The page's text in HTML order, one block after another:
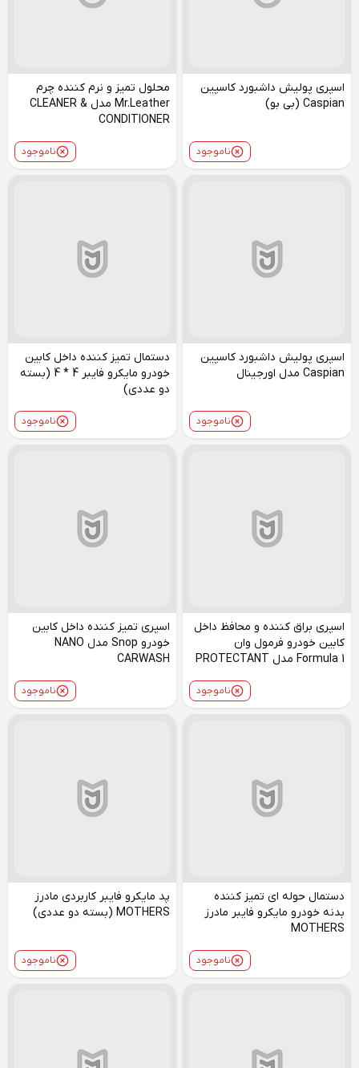
اسپری پولیش داشبورد کاسپین
Caspian (بی بو)
ناموجود
محلول تمیز و نرم کننده چرم
Mr.Leather مدل CLEANER &
CONDITIONER
ناموجود
اسپری پولیش داشبورد کاسپین
Caspian مدل اورجینال
ناموجود
دستمال تمیز کننده داخل کابین
خودرو مایکرو فایبر 4 * 4 (بسته
دو عددی)
ناموجود
اسپری براق کننده و محافظ داخل
کابین خودرو فرمول وان
Formula 1 مدل PROTECTANT
ناموجود
اسپری تمیز کننده داخل کابین
خودرو Snop مدل NANO
CARWASH
ناموجود
دستمال حوله ای تمیز کننده
بدنه خودرو مایکرو فایبر مادرز
MOTHERS
ناموجود
پد مایکرو فایبر کاربردی مادرز
MOTHERS (بسته دو عددی)
ناموجود